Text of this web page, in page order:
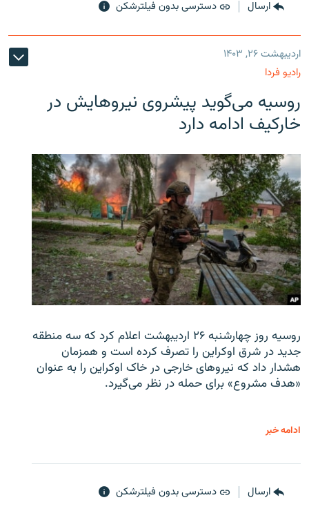
ارسال دسترسی بدون فیلترشکن
اردیبهشت ۲۶, ۱۴۰۳
رادیو فردا
روسیه می‌گوید پیشروی نیروهایش در
خارکیف ادامه دارد
روسیه روز چهارشنبه ۲۶ اردیبهشت اعلام کرد که سه منطقه
جدید در شرق اوکراین را تصرف کرده است و همزمان
هشدار داد که نیروهای خارجی در خاک اوکراین را به عنوان
«هدف مشروع» برای حمله در نظر می‌گیرد.
ادامه خبر
ارسال دسترسی بدون فیلترشکن